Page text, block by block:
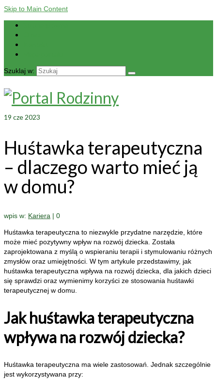
Skip to Main Content
Szuklaj w:
19 cze 2023
Huśtawka terapeutyczna
– dlaczego warto mieć ją
w domu?
wpis w: Kariera | 0
Huśtawka terapeutyczna to niezwykle przydatne narzędzie, które
może mieć pozytywny wpływ na rozwój dziecka. Została
zaprojektowana z myślą o wspieraniu terapii i stymulowaniu różnych
zmysłów oraz umiejętności. W tym artykule przedstawimy, jak
huśtawka terapeutyczna wpływa na rozwój dziecka, dla jakich dzieci
się sprawdzi oraz wymienimy korzyści ze stosowania huśtawki
terapeutycznej w domu.
Jak huśtawka terapeutyczna
wpływa na rozwój dziecka?
Huśtawka terapeutyczna ma wiele zastosowań. Jednak szczególnie
jest wykorzystywana przy: